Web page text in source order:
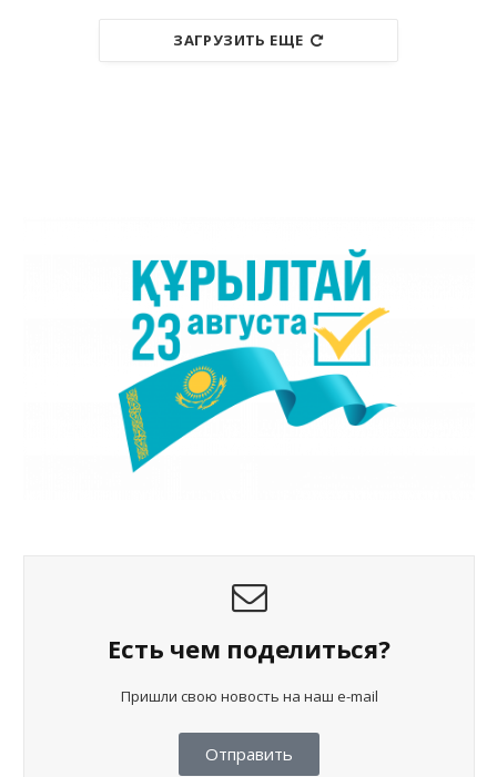
ЗАГРУЗИТЬ ЕЩЕ
Есть чем поделиться?
Пришли свою новость на наш e-mail
Отправить